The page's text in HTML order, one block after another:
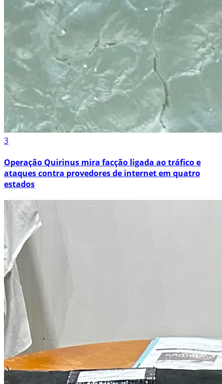
3
Operação Quirinus mira facção ligada ao tráfico e
ataques contra provedores de internet em quatro
estados